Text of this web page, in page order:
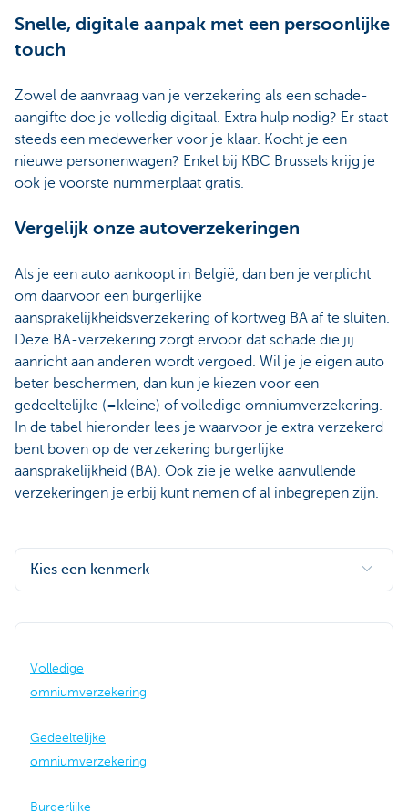
Snelle, digitale aanpak met een persoonlijke
touch
Zowel de aanvraag van je verzekering als een schade-
aangifte doe je volledig digitaal. Extra hulp nodig? Er staat
steeds een medewerker voor je klaar. Kocht je een
nieuwe personenwagen? Enkel bij KBC Brussels krijg je
ook je voorste nummerplaat gratis.
Vergelijk onze autoverzekeringen
Als je een auto aankoopt in België, dan ben je verplicht
om daarvoor een burgerlijke
aansprakelijkheidsverzekering of kortweg BA af te sluiten.
Deze BA-verzekering zorgt ervoor dat schade die jij
aanricht aan anderen wordt vergoed. Wil je je eigen auto
beter beschermen, dan kun je kiezen voor een
gedeeltelijke (=kleine) of volledige omniumverzekering.
In de tabel hieronder lees je waarvoor je extra verzekerd
bent boven op de verzekering burgerlijke
aansprakelijkheid (BA). Ook zie je welke aanvullende
verzekeringen je erbij kunt nemen of al inbegrepen zijn.
Kies een kenmerk
Volledige
omniumverzekering
Gedeeltelijke
omniumverzekering
Burgerlijke